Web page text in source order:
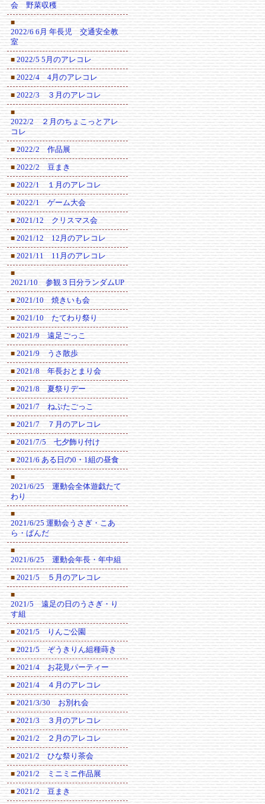
会 野菜収穫
■
2022/6 6月 年長児 交通安全教
室
■ 2022/5 5月のアレコレ
■ 2022/4 4月のアレコレ
■ 2022/3 ３月のアレコレ
■
2022/2 ２月のちょこっとアレ
コレ
■ 2022/2 作品展
■ 2022/2 豆まき
■ 2022/1 １月のアレコレ
■ 2022/1 ゲーム大会
■ 2021/12 クリスマス会
■ 2021/12 12月のアレコレ
■ 2021/11 11月のアレコレ
■
2021/10 参観３日分ランダムUP
■ 2021/10 焼きいも会
■ 2021/10 たてわり祭り
■ 2021/9 遠足ごっこ
■ 2021/9 うさ散歩
■ 2021/8 年長おとまり会
■ 2021/8 夏祭りデー
■ 2021/7 ねぷたごっこ
■ 2021/7 ７月のアレコレ
■ 2021/7/5 七夕飾り付け
■ 2021/6 ある日の0・1組の昼食
■
2021/6/25 運動会全体遊戯たて
わり
■
2021/6/25 運動会うさぎ・こあ
ら・ぱんだ
■
2021/6/25 運動会年長・年中組
■ 2021/5 ５月のアレコレ
■
2021/5 遠足の日のうさぎ・り
す組
■ 2021/5 りんご公園
■ 2021/5 ぞうきりん組種蒔き
■ 2021/4 お花見パーティー
■ 2021/4 ４月のアレコレ
■ 2021/3/30 お別れ会
■ 2021/3 ３月のアレコレ
■ 2021/2 ２月のアレコレ
■ 2021/2 ひな祭り茶会
■ 2021/2 ミニミニ作品展
■ 2021/2 豆まき